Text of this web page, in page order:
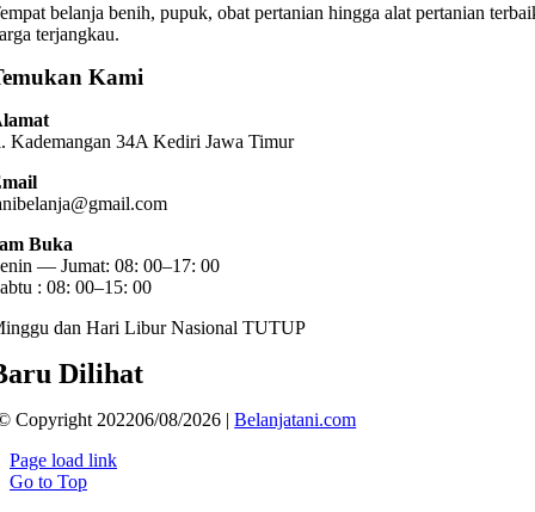
belanja benih, pupuk, obat pertanian hingga alat pertanian
terjangkau.
Kami
Kademangan 34A Kediri Jawa Timur
Buka
— Jumat: 08: 00–17: 00
: 08: 00–15: 00
dan Hari Libur Nasional TUTUP
Dilihat
Copyright 202206/08/2026 |Belanjatani.com
Page load link
Go to Top